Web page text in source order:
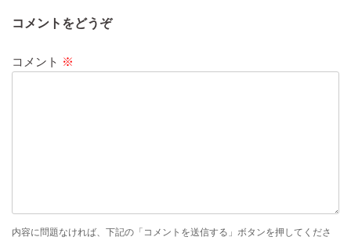
コメントをどうぞ
コメント ※
内容に問題なければ、下記の「コメントを送信する」ボタンを押してくださ